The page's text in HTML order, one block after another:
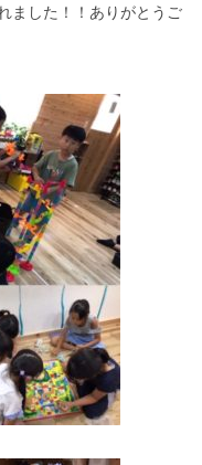
ました！！ありがとうご